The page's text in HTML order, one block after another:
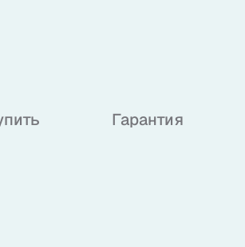
Гарантия